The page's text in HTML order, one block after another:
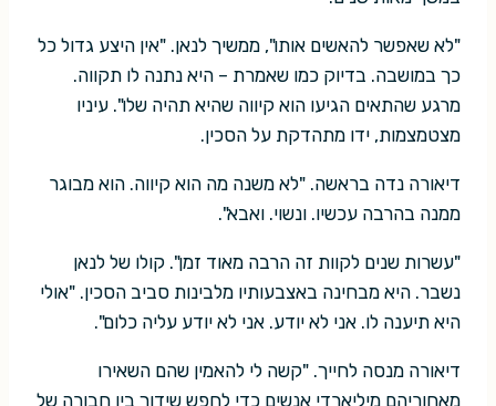
"לא שאפשר להאשים אותו", ממשיך לנאן. "אין היצע גדול כל
כך במושבה. בדיוק כמו שאמרת – היא נתנה לו תקווה.
מרגע שהתאים הגיעו הוא קיווה שהיא תהיה שלו". עיניו
מצטמצמות, ידו מתהדקת על הסכין.
דיאורה נדה בראשה. "לא משנה מה הוא קיווה. הוא מבוגר
ממנה בהרבה עכשיו. ונשוי. ואבא".
"עשרות שנים לקוות זה הרבה מאוד זמן". קולו של לנאן
נשבר. היא מבחינה באצבעותיו מלבינות סביב הסכין. "אולי
היא תיענה לו. אני לא יודע. אני לא יודע עליה כלום".
דיאורה מנסה לחייך. "קשה לי להאמין שהם השאירו
מאחוריהם מיליארדי אנשים כדי לחפש שידוך בין חבורה של